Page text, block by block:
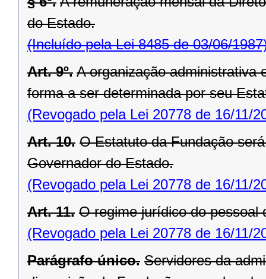
do Estado.
(Incluído pela Lei 8485 de 03/06/
Art. 9º. A organização administrativa
forma a ser determinada por seu
(Revogado pela Lei 20778 de 16/11/
Art. 10. O Estatuto da Fundação
Governador do Estado.
(Revogado pela Lei 20778 de 16/11/
Art. 11. O regime jurídico do pessoal
(Revogado pela Lei 20778 de 16/11/
Parágrafo único. Servidores da